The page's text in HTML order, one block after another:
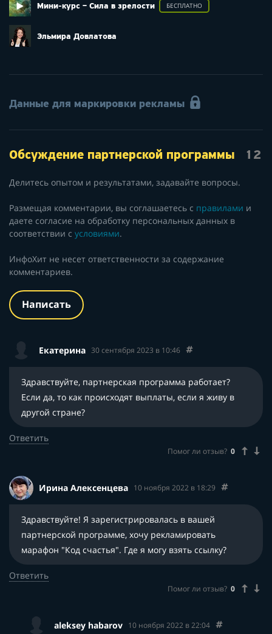
Мини-курс – Сила в зрелости БЕСПЛАТНО
Эльмира Довлатова
Данные для маркировки рекламы
Обсуждение партнерской программы 12
Делитесь опытом и результатами, задавайте вопросы.
Размещая комментарии, вы соглашаетесь с правилами и
даете согласие на обработку персональных данных в
соответствии с условиями.
ИнфоХит не несет ответственности за содержание
комментариев.
Написать
Екатерина 30 сентября 2023 в 10:46
Здравствуйте, партнерская программа работает?
Если да, то как происходят выплаты, если я живу в
другой стране?
Ответить
Помог ли отзыв? 0
Ирина Алексенцева 10 ноября 2022 в 18:29
Здравствуйте! Я зарегистрировалась в вашей
партнерской программе, хочу рекламировать
марафон "Код счастья". Где я могу взять ссылку?
Ответить
Помог ли отзыв? 0
aleksey habarov 10 ноября 2022 в 22:04